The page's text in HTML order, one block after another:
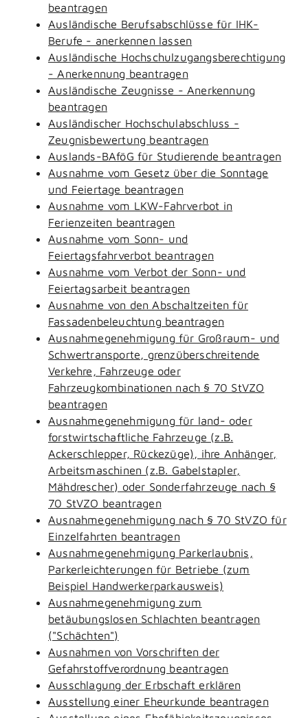
beantragen
Ausländische Berufsabschlüsse für IHK-
Berufe - anerkennen lassen
Ausländische Hochschulzugangsberechtigung
- Anerkennung beantragen
Ausländische Zeugnisse - Anerkennung
beantragen
Ausländischer Hochschulabschluss -
Zeugnisbewertung beantragen
Auslands-BAföG für Studierende beantragen
Ausnahme vom Gesetz über die Sonntage
und Feiertage beantragen
Ausnahme vom LKW-Fahrverbot in
Ferienzeiten beantragen
Ausnahme vom Sonn- und
Feiertagsfahrverbot beantragen
Ausnahme vom Verbot der Sonn- und
Feiertagsarbeit beantragen
Ausnahme von den Abschaltzeiten für
Fassadenbeleuchtung beantragen
Ausnahmegenehmigung für Großraum- und
Schwertransporte, grenzüberschreitende
Verkehre, Fahrzeuge oder
Fahrzeugkombinationen nach § 70 StVZO
beantragen
Ausnahmegenehmigung für land- oder
forstwirtschaftliche Fahrzeuge (z.B.
Ackerschlepper, Rückezüge), ihre Anhänger,
Arbeitsmaschinen (z.B. Gabelstapler,
Mähdrescher) oder Sonderfahrzeuge nach §
70 StVZO beantragen
Ausnahmegenehmigung nach § 70 StVZO für
Einzelfahrten beantragen
Ausnahmegenehmigung Parkerlaubnis,
Parkerleichterungen für Betriebe (zum
Beispiel Handwerkerparkausweis)
Ausnahmegenehmigung zum
betäubungslosen Schlachten beantragen
("Schächten")
Ausnahmen von Vorschriften der
Gefahrstoffverordnung beantragen
Ausschlagung der Erbschaft erklären
Ausstellung einer Eheurkunde beantragen